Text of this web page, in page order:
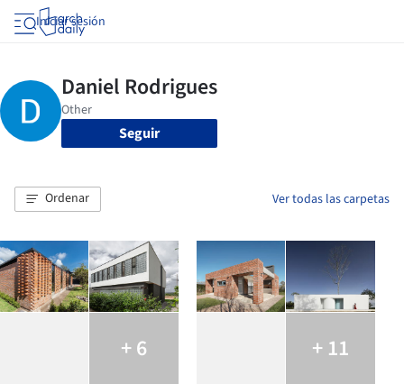
Iniciar sesión
Seguir
Ordenar Ver todas las carpetas
+ 6 + 11